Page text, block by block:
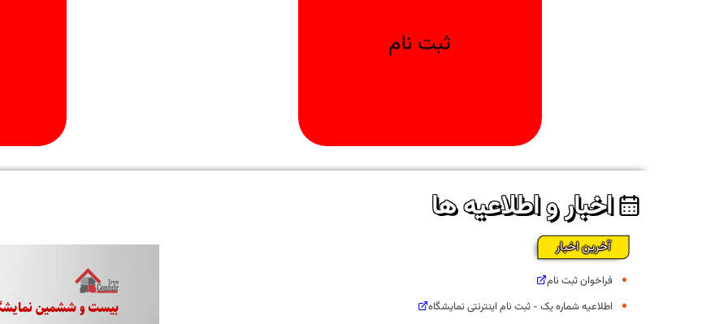
ثبت نام
ورود برای ثبت نام اینترنتی
اخبار و اطلاعیه ها
آخرین اخبار
فراخوان ثبت نام
اطلاعیه شماره یک - ثبت نام اینترنتی نمایشگاه